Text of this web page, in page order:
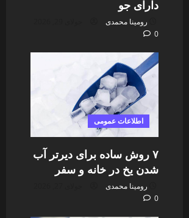
دارای جو
رومینا محمدی
0
اطلاعات عمومی
۷ روش ساده برای دیرتر آب
شدن یخ در خانه و سفر
رومینا محمدی
0